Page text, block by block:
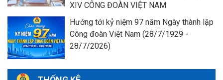
XIV CÔNG ĐOÀN VIỆT NAM
Hướng tới kỷ niệm 97 năm Ngày thành lập
Công đoàn Việt Nam (28/7/1929 -
28/7/2026)